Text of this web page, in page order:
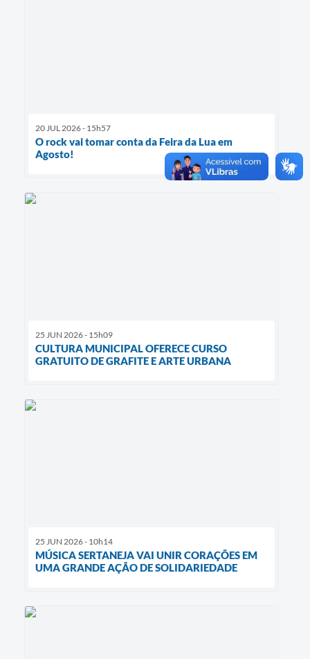
20 JUL 2026 - 15h57
O rock vai tomar conta da Feira da Lua em
Agosto!
25 JUN 2026 - 15h09
CULTURA MUNICIPAL OFERECE CURSO
GRATUITO DE GRAFITE E ARTE URBANA
25 JUN 2026 - 10h14
MÚSICA SERTANEJA VAI UNIR CORAÇÕES EM
UMA GRANDE AÇÃO DE SOLIDARIEDADE